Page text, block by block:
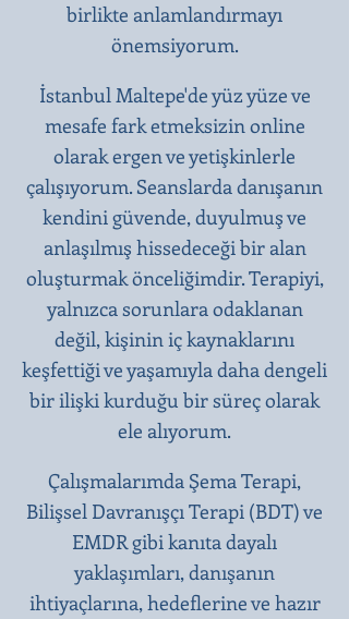
birlikte anlamlandırmayı
önemsiyorum.
İstanbul Maltepe'de yüz yüze ve
mesafe fark etmeksizin online
olarak ergen ve yetişkinlerle
çalışıyorum. Seanslarda danışanın
kendini güvende, duyulmuş ve
anlaşılmış hissedeceği bir alan
oluşturmak önceliğimdir. Terapiyi,
yalnızca sorunlara odaklanan
değil, kişinin iç kaynaklarını
keşfettiği ve yaşamıyla daha dengeli
bir ilişki kurduğu bir süreç olarak
ele alıyorum.
Çalışmalarımda Şema Terapi,
Bilişsel Davranışçı Terapi (BDT) ve
EMDR gibi kanıta dayalı
yaklaşımları, danışanın
ihtiyaçlarına, hedeflerine ve hazır